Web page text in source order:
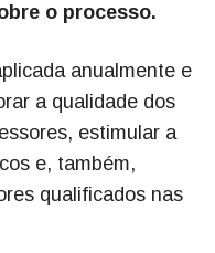
o processo.
anualmente e
a qualidade dos
estimular a
e, também,
qualificados nas